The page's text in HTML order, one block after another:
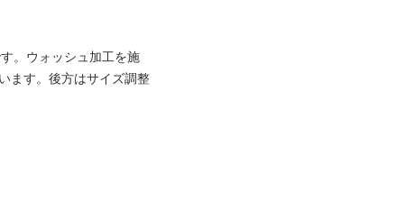
。ウォッシュ加工を施
ます。後方はサイズ調整